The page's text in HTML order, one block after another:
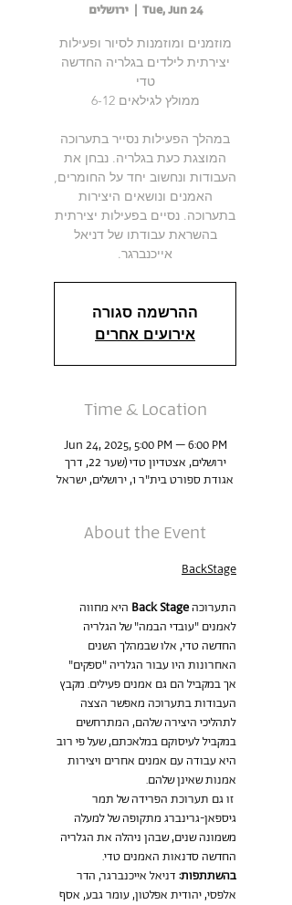
Tue, Jun 24
  |
ירושלים
מוזמנים ומוזמנות לסיור ופעילות
יצירתית לילדים בגלריה החדשה
במהלך הפעילות נסייר בתערוכה
המוצגת כעת בגלריה. נבחן את
העבודות ונחשוב יחד על החומרים,
האמנים ונושאים היצירות
בתערוכה. נסיים בפעילות יצירתית
בהשראת עבודתו של דניאל
אייכנברגר.
ההרשמה סגורה
אירועים אחרים
Time & Location
Jun 24, 2025, 5:00 PM – 6:00 PM
ירושלים, אצטדיון טדי (שער 22, דרך
אגודת ספורט בית"ר 1, ירושלים, ישראל
About the Event
BackStage
התערוכה Back Stage היא מחווה
לאמנים "עובדי הבמה" של הגלריה
החדשה טדי, אלו שבמהלך השנים
האחרונות היו עבור הגלריה "ספקים"
אך במקביל הם גם אמנים פעילים. מקבץ
העבודות בתערוכה מאפשר הצצה
לתהליכי היצירה שלהם, המתרחשים
במקביל לעיסוקם במלאכתם, שעל פי רוב
היא עבודה עם אמנים אחרים ויצירות
אמנות שאינן שלהם.
זו גם תערוכת הפרידה של תמר
גיספאן-גרינברג מתקופה של למעלה
משמונה שנים, שבהן ניהלה את הגלריה
החדשה סדנאות האמנים טדי.
בהשתתפות: דניאל אייכנברגר, הדר
אלפסי, יהודית אפלטון, עומר גבע, אסף